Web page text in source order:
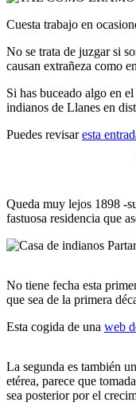
Cuesta trabajo en
No se trata de juzgar si
causan extrañeza como
Si has buceado algo en
indianos de Llanes en
Puedes revisaresta
Queda muy lejos 1898 -
fastuosa residencia que
No tiene fecha esta
que sea de la primera
Esta cogida de una web
La segunda es también
etérea, parece que
sea posterior por el